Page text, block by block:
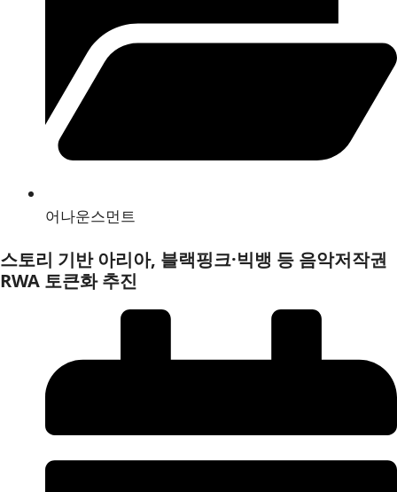
어나운스먼트
스토리 기반 아리아, 블랙핑크·빅뱅 등 음악저작권
RWA 토큰화 추진